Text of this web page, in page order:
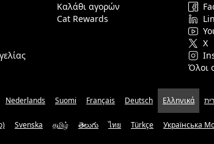
Καλάθι αγορών
Cat Rewards
X
Όλοι
Nederlands Suomi Français Deutsch Ελληνικά
Svenska தமிழ் తెలుగు ไทย Türkçe Українська